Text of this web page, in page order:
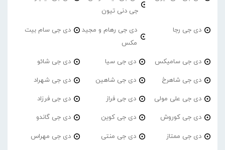
جی دنی تیون
دی جی رجا
دی جی رهام و مجید
مکس
دی جی سام بیت
دی جی سامیکس دی جی سیا دی جی شائو
دی جی شاهرخ دی جی شاهین دی جی شهراد
دی جی علی مولی دی جی فراز دی جی فرزاد
دی جی کوروش دی جی کوین دی جی گاندو
دی جی ممتاز دی جی منتی دی جی مهراس